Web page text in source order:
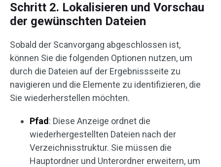
Schritt 2. Lokalisieren und Vorschau
der gewünschten Dateien
Sobald der Scanvorgang abgeschlossen ist,
können Sie die folgenden Optionen nutzen, um
durch die Dateien auf der Ergebnissseite zu
navigieren und die Elemente zu identifizieren, die
Sie wiederherstellen möchten.
Pfad: Diese Anzeige ordnet die
wiederhergestellten Dateien nach der
Verzeichnisstruktur. Sie müssen die
Hauptordner und Unterordner erweitern, um